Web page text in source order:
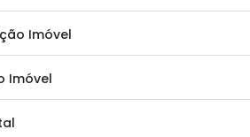
Imóvel
Imóvel